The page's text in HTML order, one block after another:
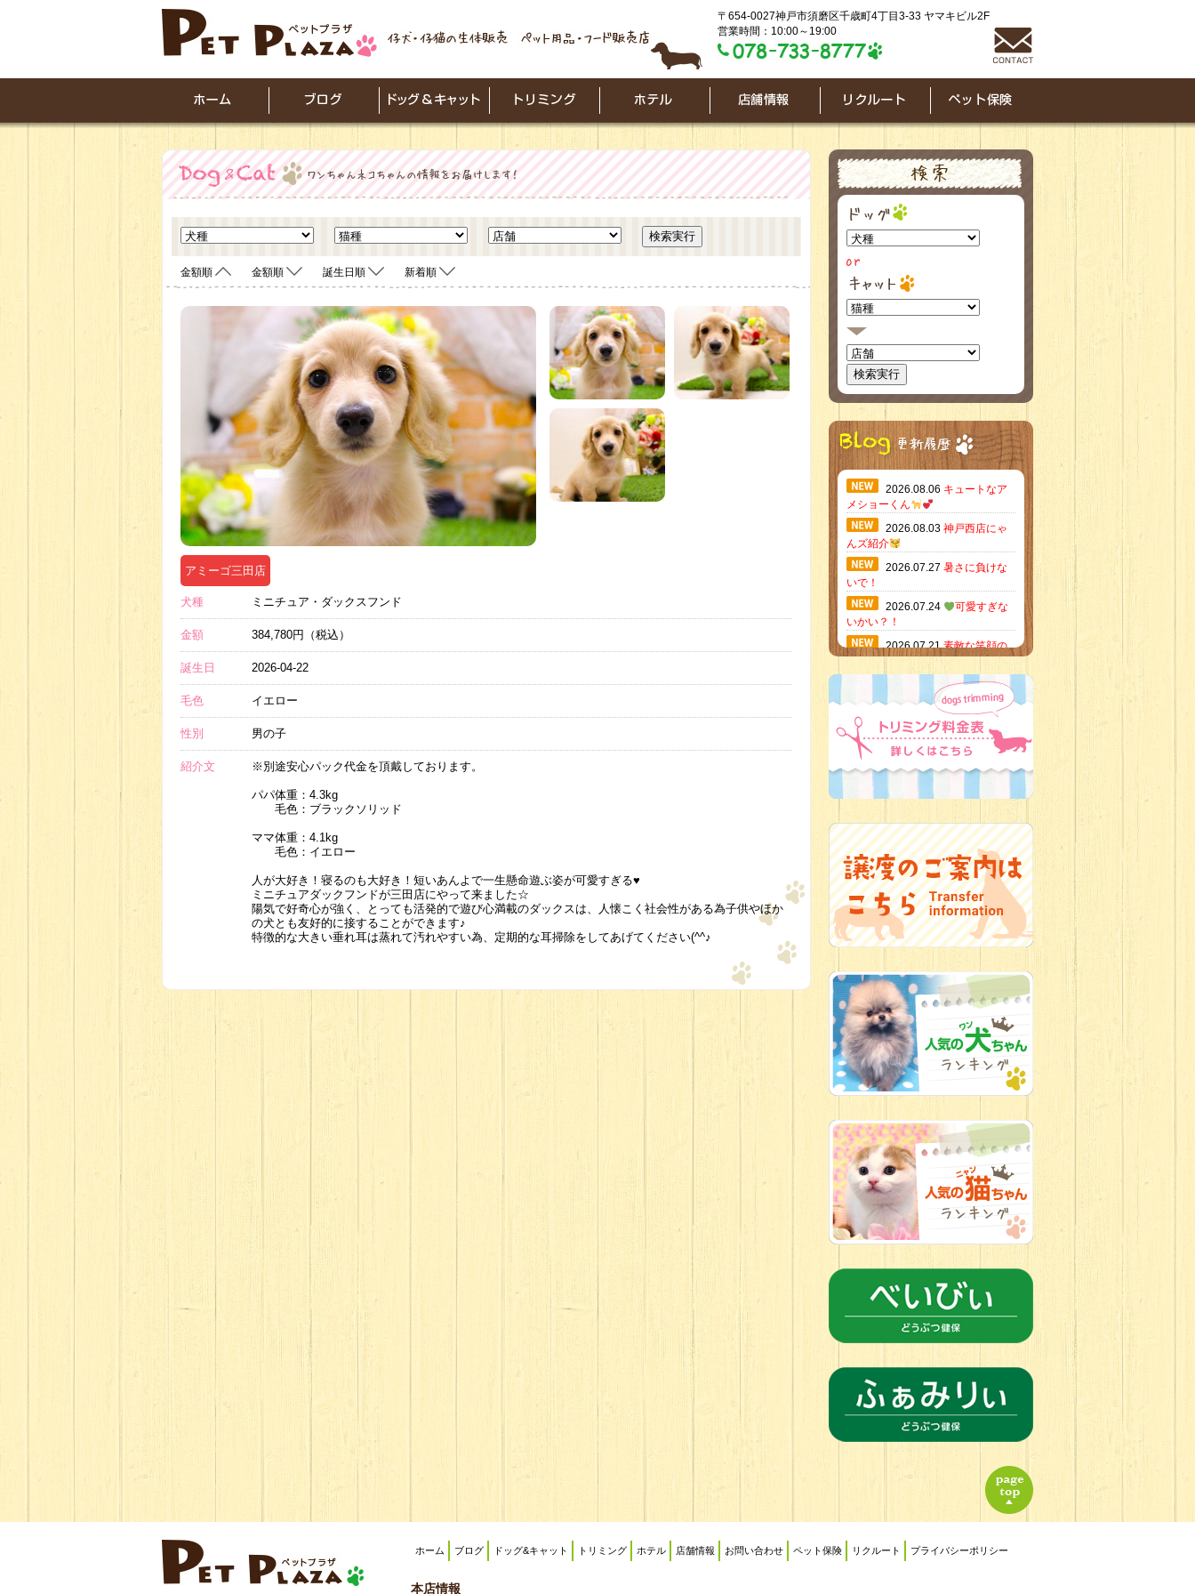
〒654-0027神戸市須磨区千歳町4丁目3-33 ヤマキビル2F
営業時間：10:00～19:00
金額順 金額順 誕生日順 新着順
アミーゴ三田店
犬種 ミニチュア・ダックスフンド
金額 384,780円（税込）
誕生日 2026-04-22
毛色 イエロー
性別 男の子
紹介文 ※別途安心パック代金を頂戴しております。
パパ体重：4.3kg
毛色：ブラックソリッド
ママ体重：4.1kg
毛色：イエロー
人が大好き！寝るのも大好き！短いあんよで一生懸命遊ぶ姿が可愛すぎる♥
ミニチュアダックフンドが三田店にやって来ました☆
陽気で好奇心が強く、とっても活発的で遊び心満載のダックスは、人懐こく社会性がある為子供やほか
の犬とも友好的に接することができます♪
特徴的な大きい垂れ耳は蒸れて汚れやすい為、定期的な耳掃除をしてあげてください(^^♪
2026.08.06 キュートなア
メショーくん
2026.08.03 神戸西店にゃ
んズ紹介
2026.07.27 暑さに負けな
いで！
2026.07.24
可愛すぎな
いかい？！
2026.07.21素敵な笑顔の
当店のイチオ
シにゃんこ
2026.07.15
ミニチュア
ピンシャーのご紹介
2026.07.09加古川店：可
2026.07.06 新入生紹介
2026.07.03ちびっこワン
コ
2026.07.01ダラダラな猫
スタッフ
2026.06.24
人懐っこすぎ
なわんちゃんず
2026.06.21
転入生のご紹
介(*ﾉωﾉ)
ホーム ブログ ドッグ&キャット トリミング ホテル 店舗情報 お問い合わせ ペット保険 リクルート プライバシーポリシー
本店情報